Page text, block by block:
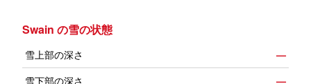
Swain の雪の状態
雪上部の深さ
—
雪下部の深さ
—